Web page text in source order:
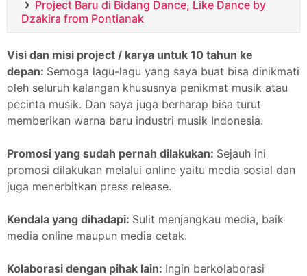
Project Baru di Bidang Dance, Like Dance by
Dzakira from Pontianak
Visi dan misi project / karya untuk 10 tahun ke
depan: Semoga lagu-lagu yang saya buat bisa dinikmati
oleh seluruh kalangan khususnya penikmat musik atau
pecinta musik. Dan saya juga berharap bisa turut
memberikan warna baru industri musik Indonesia.
Promosi yang sudah pernah dilakukan: Sejauh ini
promosi dilakukan melalui online yaitu media sosial dan
juga menerbitkan press release.
Kendala yang dihadapi: Sulit menjangkau media, baik
media online maupun media cetak.
Kolaborasi dengan pihak lain: Ingin berkolaborasi